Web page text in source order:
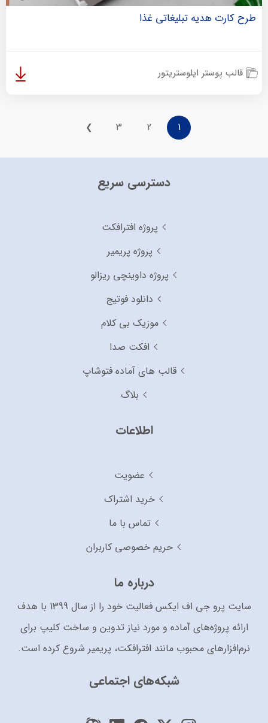
طرح کارت هدیه تبلیغاتی غذا
قالب پوستر ایلوستریتور
1
2
3
❯
دسترسی سریع
پروژه افترافکت
پروژه پریمیر
پروژه داوینچی ریزالو
دانلود فوتیج
موزیک بی کلام
افکت صدا
قالب های آماده فتوشاپ
بلاگ
اطلاعات
عضویت
خرید اشتراک
تماس با ما
حریم خصوصی کاربران
درباره ما
سایت پرو جی اف ایکس فعالیت خود را از سال 1399 با هدف
ارائه پروژه‌های آماده و مورد نیاز تدوین و ساخت کلیپ برای
نرم‌افزارهای محبوب مانند افترافکت، پریمیر شروع کرده است.
شبکه‌های اجتماعی